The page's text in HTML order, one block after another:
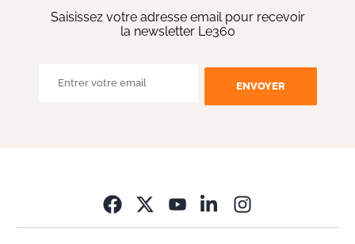
Saisissez votre adresse email pour recevoir
la newsletter Le360
ENVOYER